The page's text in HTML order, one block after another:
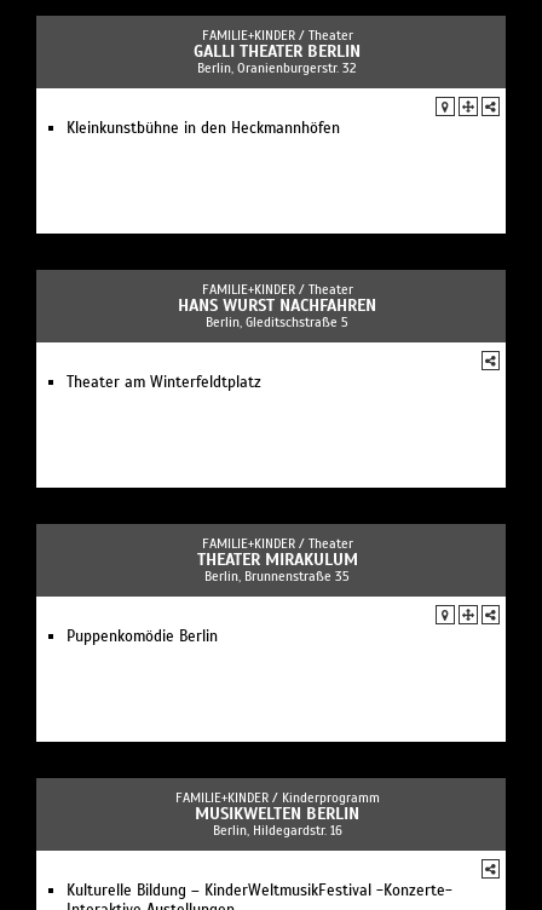
FAMILIE+KINDER / Theater
GALLI THEATER BERLIN
Berlin, Oranienburgerstr. 32
Kleinkunstbühne in den Heckmannhöfen
FAMILIE+KINDER / Theater
HANS WURST NACHFAHREN
Berlin, Gleditschstraße 5
Theater am Winterfeldtplatz
FAMILIE+KINDER / Theater
THEATER MIRAKULUM
Berlin, Brunnenstraße 35
Puppenkomödie Berlin
FAMILIE+KINDER / Kinderprogramm
MUSIKWELTEN BERLIN
Berlin, Hildegardstr. 16
Kulturelle Bildung – KinderWeltmusikFestival -Konzerte-